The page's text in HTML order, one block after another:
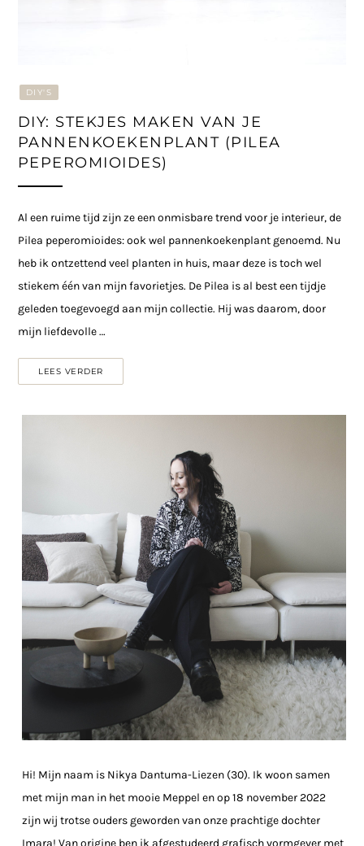
DIY'S
DIY: STEKJES MAKEN VAN JE
PANNENKOEKENPLANT (PILEA
PEPEROMIOIDES)
Al een ruime tijd zijn ze een onmisbare trend voor je interieur, de
Pilea peperomioides: ook wel pannenkoekenplant genoemd. Nu
heb ik ontzettend veel planten in huis, maar deze is toch wel
stiekem één van mijn favorietjes. De Pilea is al best een tijdje
geleden toegevoegd aan mijn collectie. Hij was daarom, door
mijn liefdevolle …
LEES VERDER
Hi! Mijn naam is Nikya Dantuma-Liezen (30). Ik woon samen
met mijn man in het mooie Meppel en op 18 november 2022
zijn wij trotse ouders geworden van onze prachtige dochter
Imara! Van origine ben ik afgestudeerd grafisch vormgever met